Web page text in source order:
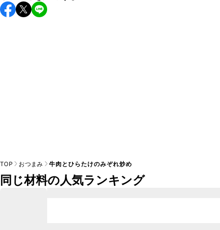
保存期間は冷蔵で翌日中が目安です。なるべくお早めにお召
し上がりください。
TOP おつまみ 牛肉とひらたけのみぞれ炒め
同じ材料の人気ランキング